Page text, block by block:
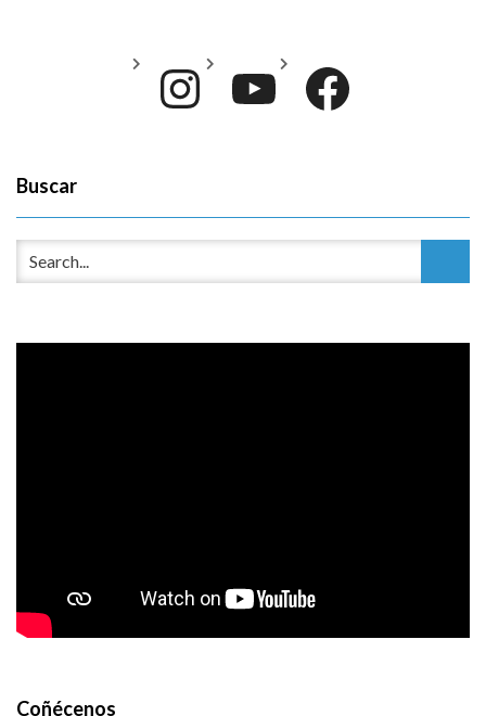
Instagram
YouTube
Buscar
Coñécenos